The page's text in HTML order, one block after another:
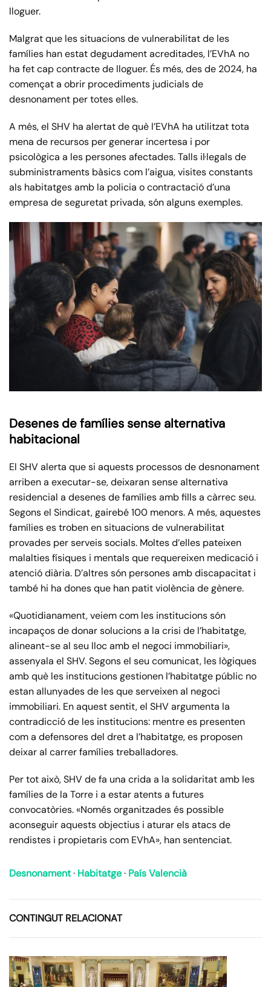
lloguer.
Malgrat que les situacions de vulnerabilitat de les
famílies han estat degudament acreditades, l’EVhA no
ha fet cap contracte de lloguer. És més, des de 2024, ha
començat a obrir procediments judicials de
desnonament per totes elles.
A més, el SHV ha alertat de què l’EVhA ha utilitzat tota
mena de recursos per generar incertesa i por
psicològica a les persones afectades. Talls il·legals de
subministraments bàsics com l’aigua, visites constants
als habitatges amb la policia o contractació d’una
empresa de seguretat privada, són alguns exemples.
Desenes de famílies sense alternativa
habitacional
El SHV alerta que si aquests processos de desnonament
arriben a executar-se, deixaran sense alternativa
residencial a desenes de famílies amb fills a càrrec seu.
Segons el Sindicat, gairebé 100 menors. A més, aquestes
famílies es troben en situacions de vulnerabilitat
provades per serveis socials. Moltes d’elles pateixen
malalties físiques i mentals que requereixen medicació i
atenció diària. D’altres són persones amb discapacitat i
també hi ha dones que han patit violència de gènere.
«Quotidianament, veiem com les institucions són
incapaços de donar solucions a la crisi de l’habitatge,
alineant-se al seu lloc amb el negoci immobiliari»,
assenyala el SHV. Segons el seu comunicat, les lògiques
amb què les institucions gestionen l’habitatge públic no
estan allunyades de les que serveixen al negoci
immobiliari. En aquest sentit, el SHV argumenta la
contradicció de les institucions: mentre es presenten
com a defensores del dret a l’habitatge, es proposen
deixar al carrer famílies treballadores.
Per tot això, SHV de fa una crida a la solidaritat amb les
famílies de la Torre i a estar atents a futures
convocatòries. «Només organitzades és possible
aconseguir aquests objectius i aturar els atacs de
rendistes i propietaris com EVhA», han sentenciat.
Desnonament· Habitatge· País Valencià
CONTINGUT RELACIONAT